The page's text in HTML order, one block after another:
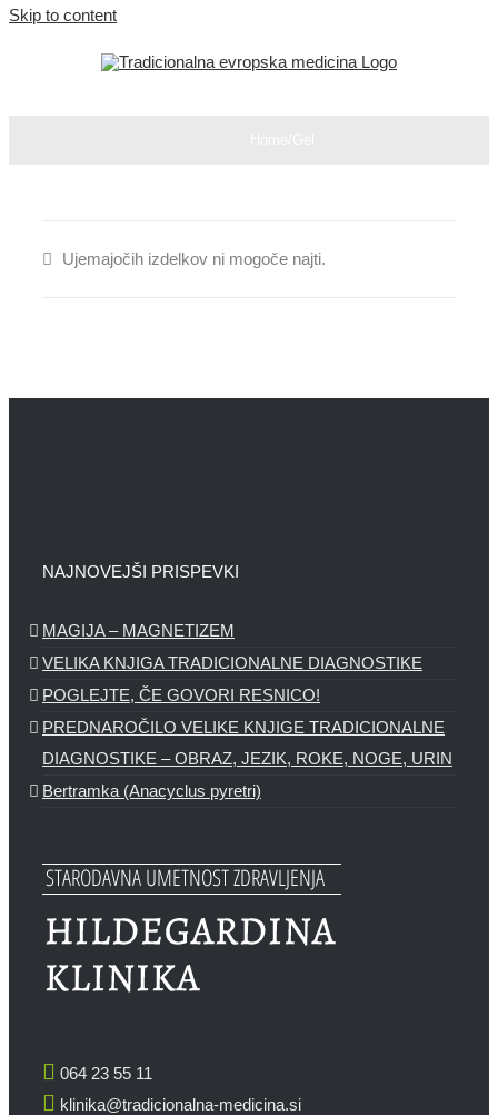
Skip to content
Ujemajočih izdelkov ni mogoče najti.
NAJNOVEJŠI PRISPEVKI
MAGIJA – MAGNETIZEM
VELIKA KNJIGA TRADICIONALNE DIAGNOSTIKE
POGLEJTE, ČE GOVORI RESNICO!
PREDNAROČILO VELIKE KNJIGE TRADICIONALNE
DIAGNOSTIKE – OBRAZ, JEZIK, ROKE, NOGE, URIN
Bertramka (Anacyclus pyretri)
064 23 55 11
klinika@tradicionalna-medicina.si